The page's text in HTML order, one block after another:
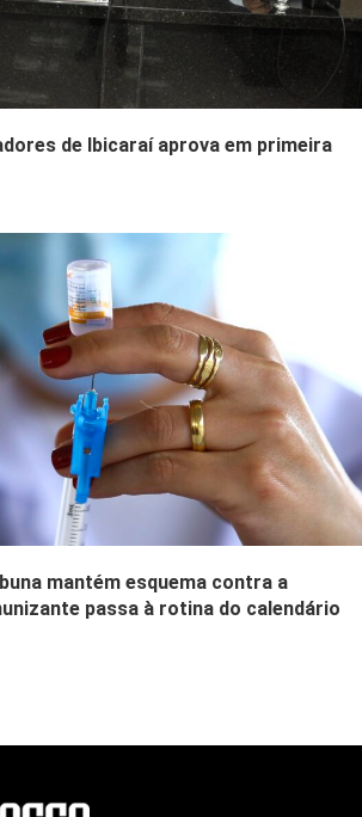
de Ibicaraí aprova em primeira
mantém esquema contra a
passa à rotina do calendário